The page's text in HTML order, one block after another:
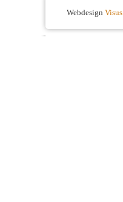
Webdesign Visus